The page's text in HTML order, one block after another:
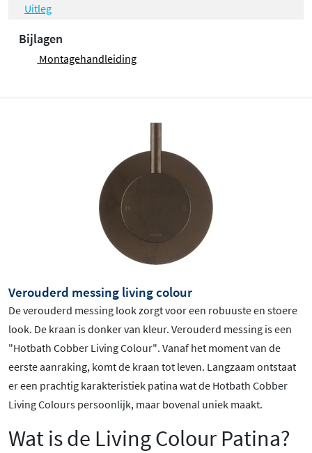
Uitleg
Bijlagen
Montagehandleiding
Verouderd messing living colour
De verouderd messing look zorgt voor een robuuste en stoere
look. De kraan is donker van kleur. Verouderd messing is een
"Hotbath Cobber Living Colour". Vanaf het moment van de
eerste aanraking, komt de kraan tot leven. Langzaam ontstaat
er een prachtig karakteristiek patina wat de Hotbath Cobber
Living Colours persoonlijk, maar bovenal uniek maakt.
Wat is de Living Colour Patina?